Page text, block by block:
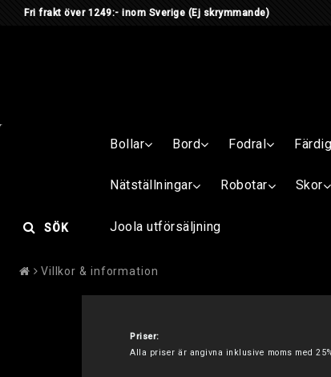
Fri frakt över 1249:- inom Sverige (Ej skrymmande) Är
Bollar Bord Fodral
Nätställningar Robotar Skor
Joola utförsäljning
SÖK
Villkor & information
Priser:
Alla priser är angivna inklusive moms med